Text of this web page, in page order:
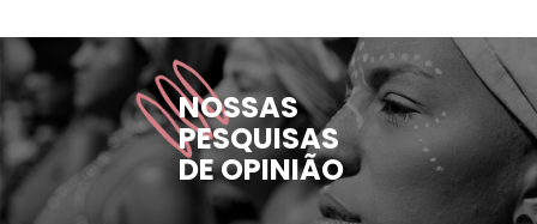
NOSSAS
PESQUISAS
DE OPINIÃO